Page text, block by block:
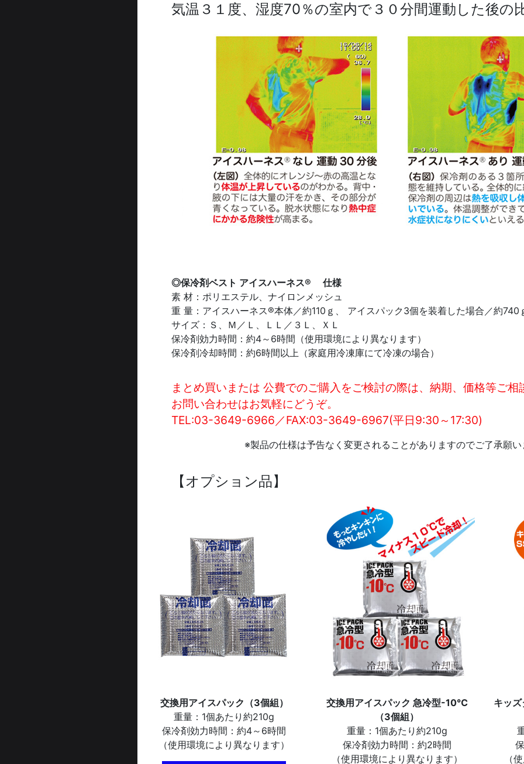
気温３１度、湿度70％の室内で３０分間運動した後の
◎保冷剤ベスト アイスハーネス® 仕様
素 材：ポリエステル、ナイロンメッシュ
重 量：アイスハーネス®本体／約110ｇ、 アイスパック3個を装着した場合／約740
サイズ：Ｓ、Ｍ／Ｌ、ＬＬ／３Ｌ、ＸＬ
保冷剤効力時間：約4～6時間（使用環境により異なります）
保冷剤冷却時間：約6時間以上（家庭用冷凍庫にて冷凍の場合）
まとめ買いまたは 公費でのご購入をご検討の際は、納期、価格等ご相
お問い合わせはお気軽にどうぞ。
TEL:03-3649-6966／FAX:03-3649-6967(平日9:30～17:30)
※製品の仕様は予告なく変更されることがありますのでご了承願い
【オプション品】
交換用アイスパック（3個組）
重量：1個あたり約210g
保冷剤効力時間：約4～6時間
（使用環境により異なります）
交換用アイスパック 急冷型-10℃
（3個組）
重量：1個あたり約210g
保冷剤効力時間：約2時間
（使用環境により異なります）
キッ
（